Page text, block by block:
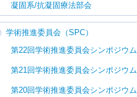
凝固系/抗凝固療法部会
学術推進委員会（SPC）
第22回学術推進委員会シンポジウム
第21回学術推進委員会シンポジウム
第20回学術推進委員会シンポジウム